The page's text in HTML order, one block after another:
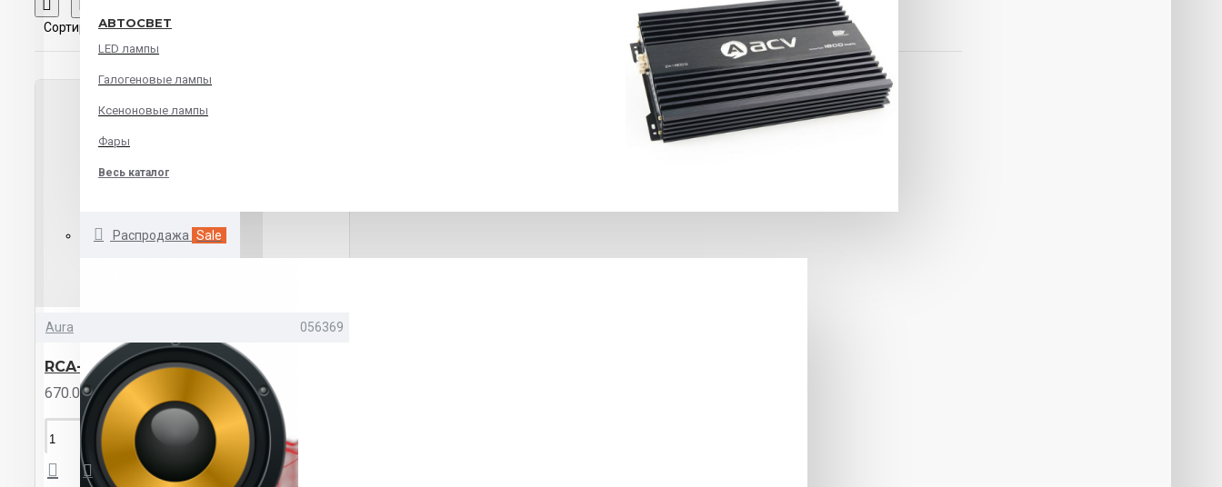
АВТОСВЕТ
LED лампы
Галогеновые лампы
Ксеноновые лампы
Фары
Весь каталог
Распродажа Sale
Сортировка:
Aura 056369
RCA-B205 MkII
670.00р.
КУПИТЬ